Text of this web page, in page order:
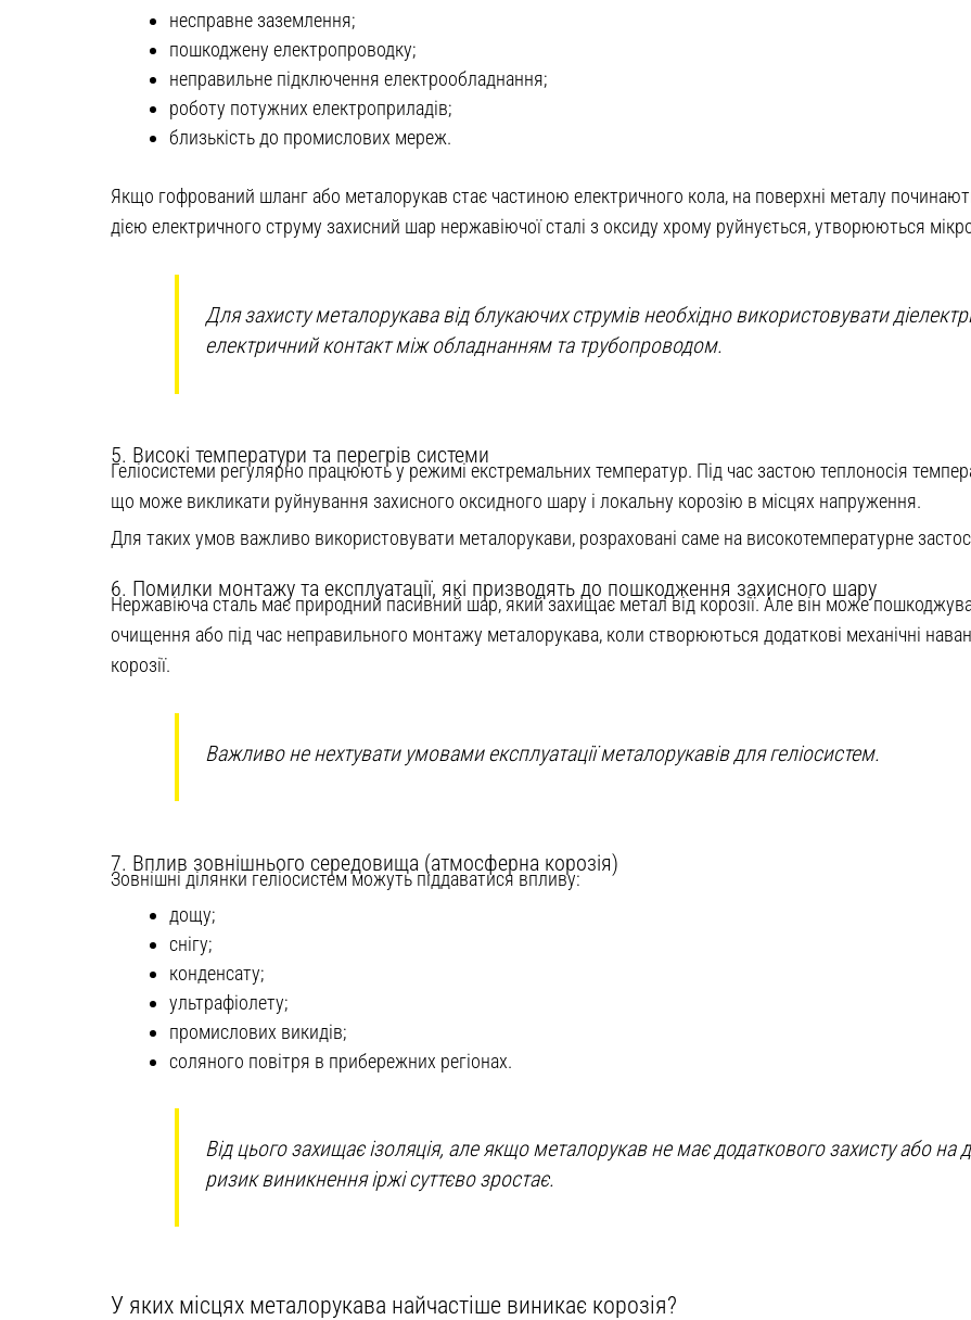
несправне заземлення;
пошкоджену електропроводку;
неправильне підключення електрообладнання;
роботу потужних електроприладів;
близькість до промислових мереж.
Якщо гофрований шланг або металорукав стає частиною електричного кола, на поверхні металу
дією електричного струму захисний шар нержавіючої сталі з оксиду хрому руйнується, утворюються
Для захисту металорукава від блукаючих струмів необхідно використовувати
електричний контакт між обладнанням та трубопроводом.
5. Високі температури та перегрів системи
Геліосистеми регулярно працюють у режимі екстремальних температур. Під час застою теплоносія
що може викликати руйнування захисного оксидного шару і локальну корозію в місцях напруження.
Для таких умов важливо використовувати металорукави, розраховані саме на високотемпературне
6. Помилки монтажу та експлуатації, які призводять до пошкодження захисного шару
Нержавіюча сталь має природний пасивний шар, який захищає метал від корозії. Але він може
очищення або під час неправильного монтажу металорукава, коли створюються додаткові механічні
корозії.
Важливо не нехтувати умовами експлуатації металорукавів для геліосистем.
7. Вплив зовнішнього середовища (атмосферна корозія)
Зовнішні ділянки геліосистем можуть піддаватися впливу:
дощу;
снігу;
конденсату;
ультрафіолету;
промислових викидів;
соляного повітря в прибережних регіонах.
Від цього захищає ізоляція, але якщо металорукав не має додаткового захисту або на
ризик виникнення іржі суттєво зростає.
У яких місцях металорукава найчастіше виникає корозія?